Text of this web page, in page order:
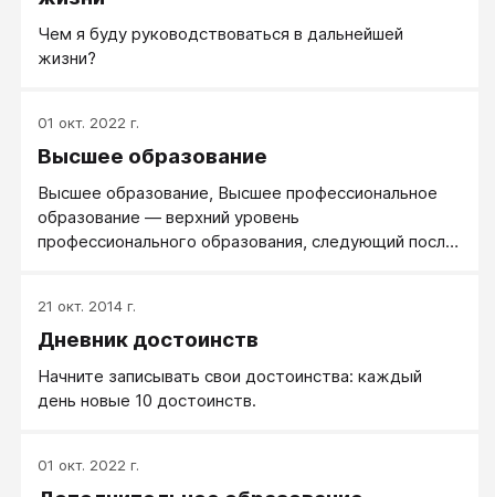
Чем я буду руководствоваться в дальнейшей
жизни?
01 окт. 2022 г.
Высшее образование
Высшее образование, Высшее профессиональное
образование — верхний уровень
профессионального образования, следующий после
в себя совокупность систематизированных знаний и
практических навыков, которые позволяют решать
профессиональному профилю.
21 окт. 2014 г.
Дневник достоинств
Начните записывать свои достоинства: каждый
день новые 10 достоинств.
01 окт. 2022 г.